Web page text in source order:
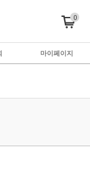
0
마이페이지